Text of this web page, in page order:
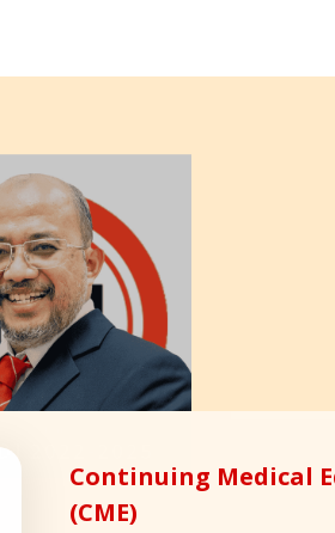
Continuing Medical
(CME)